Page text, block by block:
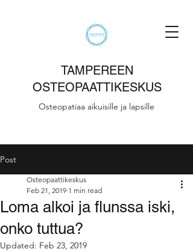
TAMPEREEN
OSTEOPAATTIKESKUS
Osteopatiaa aikuisille ja lapsille
Post
Loma alkoi ja flunssa iski,
onko tuttua?
Osteopaattikeskus
Feb 21, 2019 1 min read
Updated: Feb 23, 2019